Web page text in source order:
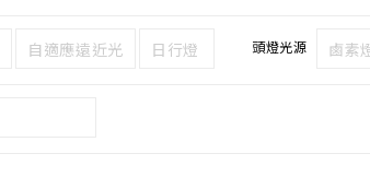
自適應遠近光 日行燈 頭燈光源 鹵素